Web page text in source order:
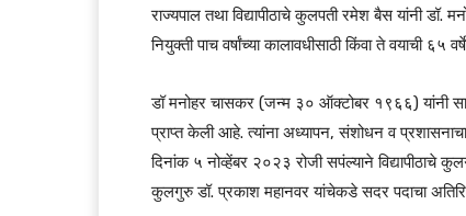
राज्यपाल तथा विद्यापीठाचे कुलपती रमेश बैस यांनी
नियुक्ती पाच वर्षांच्या कालावधीसाठी किंवा ते वयाची
डॉ मनोहर चासकर (जन्म ३० ऑक्टोबर १९६६) यांनी
प्राप्त केली आहे. त्यांना अध्यापन, संशोधन व
दिनांक ५ नोव्हेंबर २०२३ रोजी सपंल्याने विद्यापीठाचे
कुलगुरु डॉ. प्रकाश महानवर यांचेकडे सदर पदाचा